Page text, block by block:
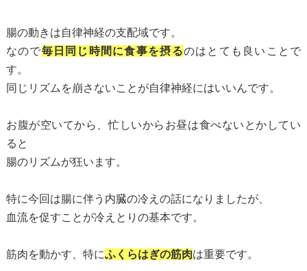
腸の動きは自律神経の支配域です。
なので毎日同じ時間に食事を摂るのはとても良いことで
す。
同じリズムを崩さないことが自律神経にはいいんです。
お腹が空いてから、忙しいからお昼は食べないとかしてい
ると
腸のリズムが狂います。
特に今回は腸に伴う内臓の冷えの話になりましたが、
血流を促すことが冷えとりの基本です。
筋肉を動かす、特にふくらはぎの筋肉は重要です。